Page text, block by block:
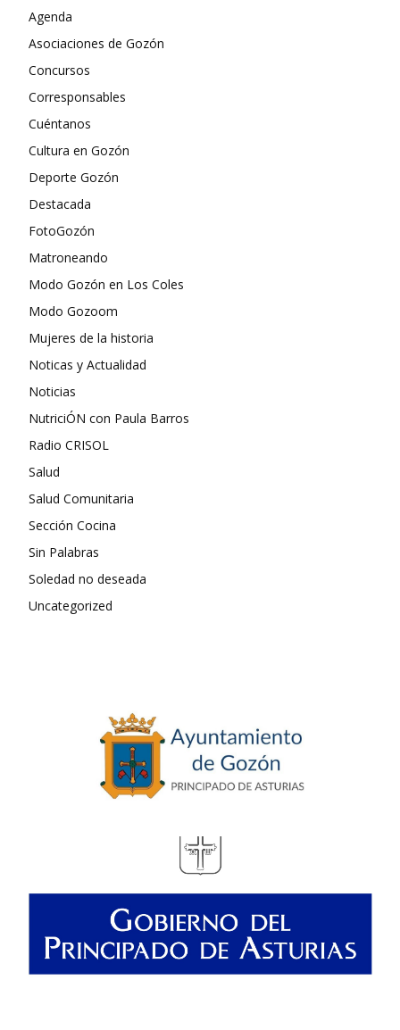
Agenda
Asociaciones de Gozón
Concursos
Corresponsables
Cuéntanos
Cultura en Gozón
Deporte Gozón
Destacada
FotoGozón
Matroneando
Modo Gozón en Los Coles
Modo Gozoom
Mujeres de la historia
Noticas y Actualidad
Noticias
NutriciÓN con Paula Barros
Radio CRISOL
Salud
Salud Comunitaria
Sección Cocina
Sin Palabras
Soledad no deseada
Uncategorized